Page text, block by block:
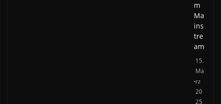
m
Ma
ins
tre
am
15.
Mä
rz
20
25